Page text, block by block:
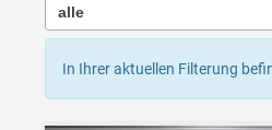
In Ihrer aktuellen Filterung